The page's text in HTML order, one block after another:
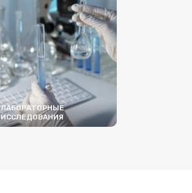
ЛАБОРАТОРНЫЕ
ИССЛЕДОВАНИЯ